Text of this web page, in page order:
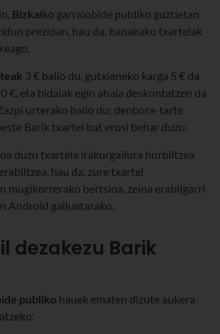
Bizkaiko garraiobide publiko guztietan
prezioan, hau da, banakako txartelak
3 € balio du, gutxieneko karga 5 € da
€, eta bidaiak egin ahala deskontatzen da
urterako balio du; denbora-tarte
Barik txartel bat erosi behar duzu.
duzu txartela irakurgailura hurbiltzea
hau da, zure txartel
mugikorrerako bertsioa, zeina erabilgarri
Android gailuetarako.
dezakezu Barik
publiko hauek ematen dizute aukera